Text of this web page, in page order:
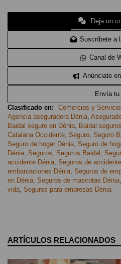
Deja un
Suscríbete a
Canal de
Anúnciate
Envía
Clasificado en:
Comercios y
Agencia aseguradora Dénia,
Baidal seguro en Dénia, Baidal
Catalana Occidente, Seguro, Seguro
Seguro de hogar Dénia, Seguro de
Dénia, Seguros, Seguros Baidal ,
accidente Dénia, Seguros de
embarcaciones Dénia, Seguros de
en Dénia, Seguros de mascotas Dénia,
vida, Seguros para empresas Dénia
ARTÍCULOS RELACIONADOS